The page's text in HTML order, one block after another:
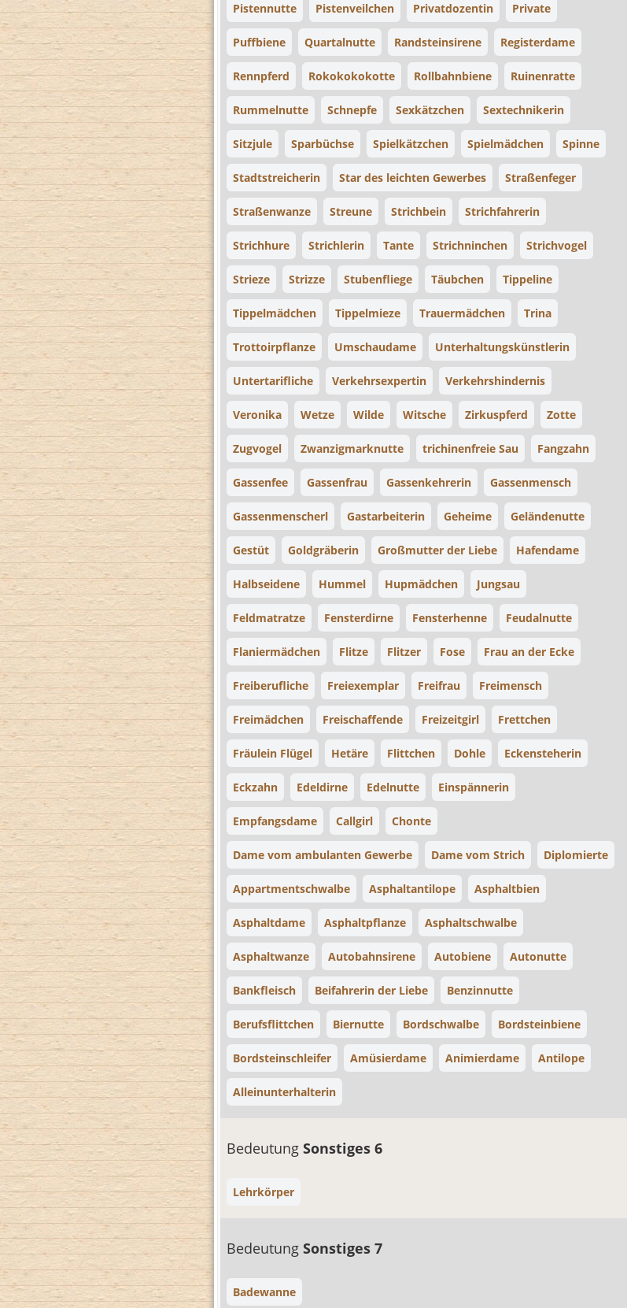
Pistennutte Pistenveilchen Privatdozentin Private
Puffbiene Quartalnutte Randsteinsirene Registerdame
Rennpferd Rokokokokotte Rollbahnbiene Ruinenratte
Rummelnutte Schnepfe Sexkätzchen Sextechnikerin
Sitzjule Sparbüchse Spielkätzchen Spielmädchen Spinne
Stadtstreicherin Star des leichten Gewerbes Straßenfeger
Straßenwanze Streune Strichbein Strichfahrerin
Strichhure Strichlerin Tante Strichninchen Strichvogel
Strieze Strizze Stubenfliege Täubchen Tippeline
Tippelmädchen Tippelmieze Trauermädchen Trina
Trottoirpflanze Umschaudame Unterhaltungskünstlerin
Untertarifliche Verkehrsexpertin Verkehrshindernis
Veronika Wetze Wilde Witsche Zirkuspferd Zotte
Zugvogel Zwanzigmarknutte trichinenfreie Sau Fangzahn
Gassenfee Gassenfrau Gassenkehrerin Gassenmensch
Gassenmenscherl Gastarbeiterin Geheime Geländenutte
Gestüt Goldgräberin Großmutter der Liebe Hafendame
Halbseidene Hummel Hupmädchen Jungsau
Feldmatratze Fensterdirne Fensterhenne Feudalnutte
Flaniermädchen Flitze Flitzer Fose Frau an der Ecke
Freiberufliche Freiexemplar Freifrau Freimensch
Freimädchen Freischaffende Freizeitgirl Frettchen
Fräulein Flügel Hetäre Flittchen Dohle Eckensteherin
Eckzahn Edeldirne Edelnutte Einspännerin
Empfangsdame Callgirl Chonte
Dame vom ambulanten Gewerbe Dame vom Strich Diplomierte
Appartmentschwalbe Asphaltantilope Asphaltbien
Asphaltdame Asphaltpflanze Asphaltschwalbe
Asphaltwanze Autobahnsirene Autobiene Autonutte
Bankfleisch Beifahrerin der Liebe Benzinnutte
Berufsflittchen Biernutte Bordschwalbe Bordsteinbiene
Bordsteinschleifer Amüsierdame Animierdame Antilope
Alleinunterhalterin
Bedeutung Sonstiges 6
Lehrkörper
Bedeutung Sonstiges 7
Badewanne